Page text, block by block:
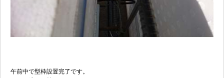
午前中で型枠設置完了です。